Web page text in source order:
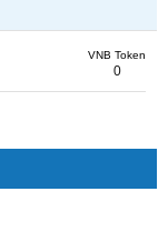
VNB Token
0